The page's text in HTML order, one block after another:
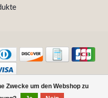
Zwecke um den Webshop zu
- Die VINOTHEK in